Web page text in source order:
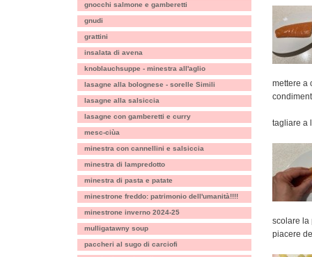
gnocchi salmone e gamberetti
gnudi
grattini
insalata di avena
knoblauchsuppe - minestra all'aglio
lasagne alla bolognese - sorelle Simili
lasagne alla salsiccia
lasagne con gamberetti e curry
mesc-ciùa
minestra con cannellini e salsiccia
minestra di lampredotto
minestra di pasta e patate
minestrone freddo: patrimonio dell'umanità!!!!
minestrone inverno 2024-25
mulligatawny soup
paccheri al sugo di carciofi
mettere a
tagliare a
scolare la
piacere